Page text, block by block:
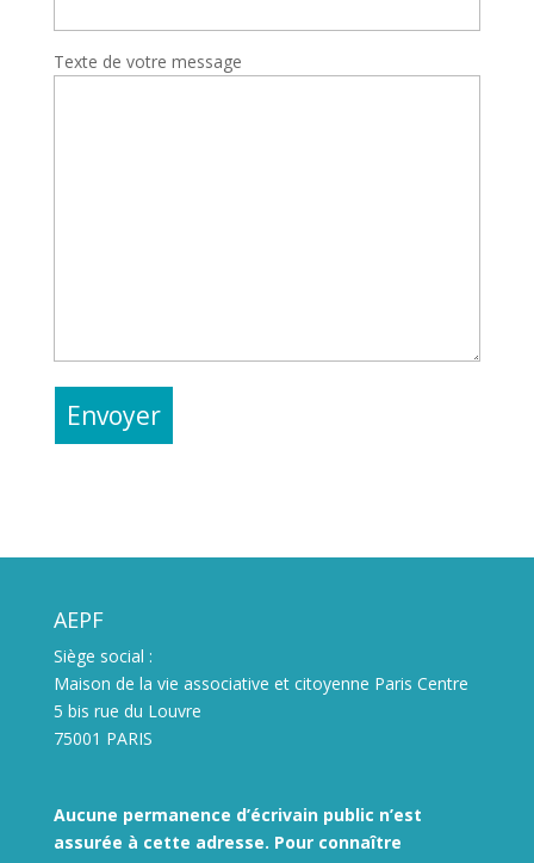
Texte de votre message
AEPF
Siège social :
Maison de la vie associative et citoyenne Paris Centre
5 bis rue du Louvre
75001 PARIS
Aucune permanence d’écrivain public n’est
assurée à cette adresse. Pour connaître